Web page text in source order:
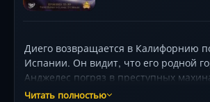
Диего возвращается в Калифорнию
Испании. Он видит, что его родной
Анджелес погряз в преступных
руководителей и военных чинов.
Читать полностью